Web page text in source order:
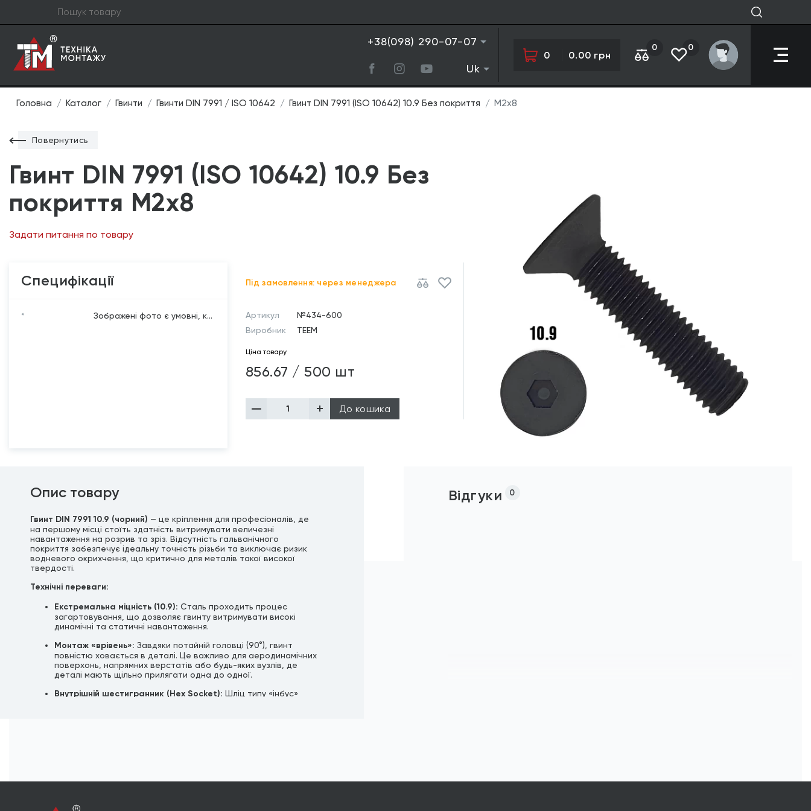
+38(098) 290-07-07
Uk
0 0.00 грн
0 0
Головна Каталог Гвинти Гвинти DIN 7991 / ISO 10642 Гвинт DIN 7991 (ISO 10642) 10.9 Без покриття М2х8
Повернутись
Гвинт DIN 7991 (ISO 10642) 10.9 Без
покриття М2х8
Задати питання по товару
Специфікації
* Зображені фото є умовні, к...
Під замовлення: через менеджера
Артикул
№434-600
Виробник
TEEM
Ціна товару
856.67 / 500 шт
До кошика
Опис товару
Гвинт DIN 7991 10.9 (чорний) — це кріплення для професіоналів, де
на першому місці стоїть здатність витримувати величезні
навантаження на розрив та зріз. Відсутність гальванічного
покриття забезпечує ідеальну точність різьби та виключає ризик
водневого окрихчення, що критично для металів такої високої
твердості.
Технічні переваги:
Екстремальна міцність (10.9): Сталь проходить процес
загартовування, що дозволяє гвинту витримувати високі
динамічні та статичні навантаження.
Монтаж «врівень»: Завдяки потайній головці (90°), гвинт
повністю ховається в деталі. Це важливо для аеродинамічних
поверхонь, напрямних верстатів або будь-яких вузлів, де
деталі мають щільно прилягати одна до одної.
Внутрішній шестигранник (Hex Socket): Шліц типу «інбус»
Формат продажу:Товар реалізуєтьсяв штуках (фасований в
Відгуки 0